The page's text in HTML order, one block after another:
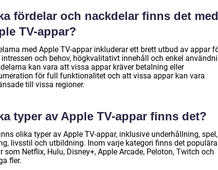
fördelar och nackdelar finns det med
TV-appar?
med Apple TV-appar inkluderar ett brett utbud av appar
och behov, högkvalitativt innehåll och enkel
kan vara att vissa appar kräver betalning eller
för full funktionalitet och att vissa appar kan vara
till vissa regioner.
typer av Apple TV-appar finns det?
olika typer av Apple TV-appar, inklusive underhållning, spel,
livsstil och utbildning. Inom varje kategori finns det populära
som Netflix, Hulu, Disney+, Apple Arcade, Peloton, Twitch och
fler.